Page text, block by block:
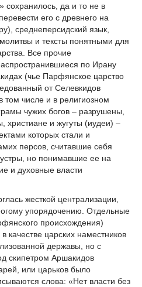
сохранилось, да и то не в
его с древнего на
среднеперсидский язык,
и тексты понятными для
Все прочие
по Ирану
(чье Парфянское царство
от Селевкидов
том числе и в религиозном
чужих богов – разрушены,
христиане и жугуты (иудеи) –
которых стали и
персов, считавшие себя
но понимавшие ее на
и духовные власти
жесткой централизации,
упорядочению. Отдельные
происхождения)
качестве царских наместников
державы, но с
скипетром Аршакидов
или царьков было
слова: «Нет власти без